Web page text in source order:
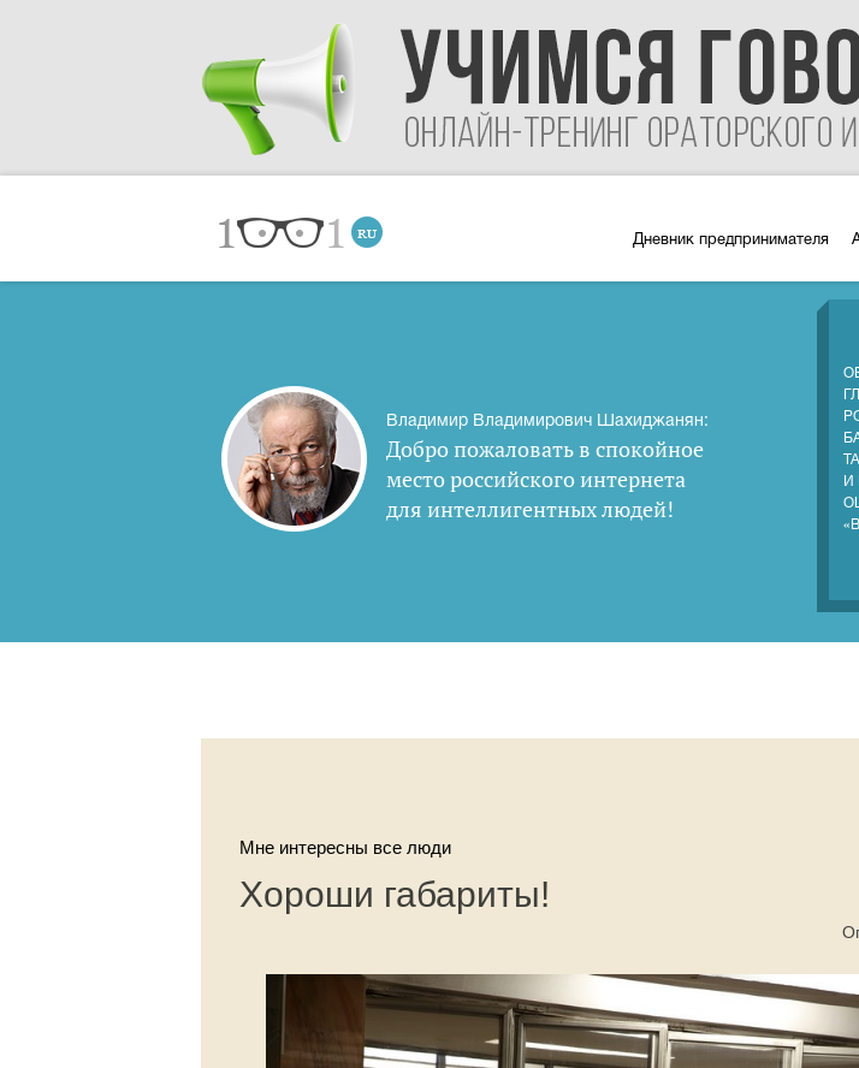
Дневник предпринимателя
Владимир Владимирович Шахиджанян:
Добро пожаловать в спокойное
место российского интернета
для интеллигентных людей!
И
Мне интересны все люди
Хороши габариты!